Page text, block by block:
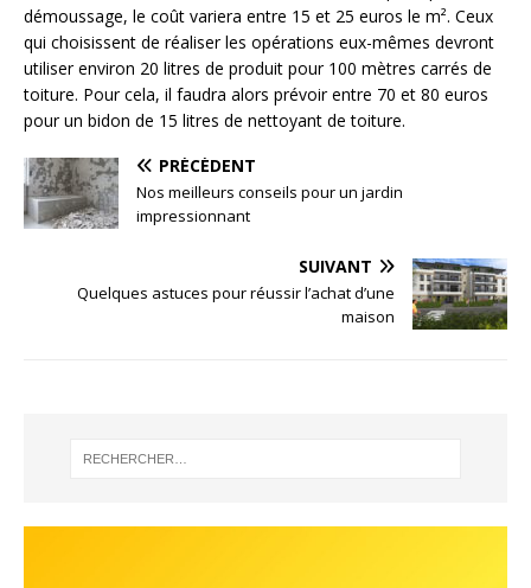
démoussage, le coût variera entre 15 et 25 euros le m². Ceux
qui choisissent de réaliser les opérations eux-mêmes devront
utiliser environ 20 litres de produit pour 100 mètres carrés de
toiture. Pour cela, il faudra alors prévoir entre 70 et 80 euros
pour un bidon de 15 litres de nettoyant de toiture.
PRÉCÉDENT
Nos meilleurs conseils pour un jardin
impressionnant
SUIVANT
Quelques astuces pour réussir l’achat d’une
maison